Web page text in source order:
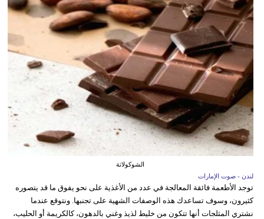
الشوكولاتة
لندن - صوت الإمارات
توجد الأطعمة فائقة المعالجة في عدد من الأغذية على نحو يفوق ما قد يتصوره
كثيرون، وسوف تساعدك هذه الوصفات الشهية على تجنبها. ونتوقع عندما
نشتري المثلجات أنها تتكون من خليط لذيذ وغني بالدهون، كالكريمة أو الحليب،